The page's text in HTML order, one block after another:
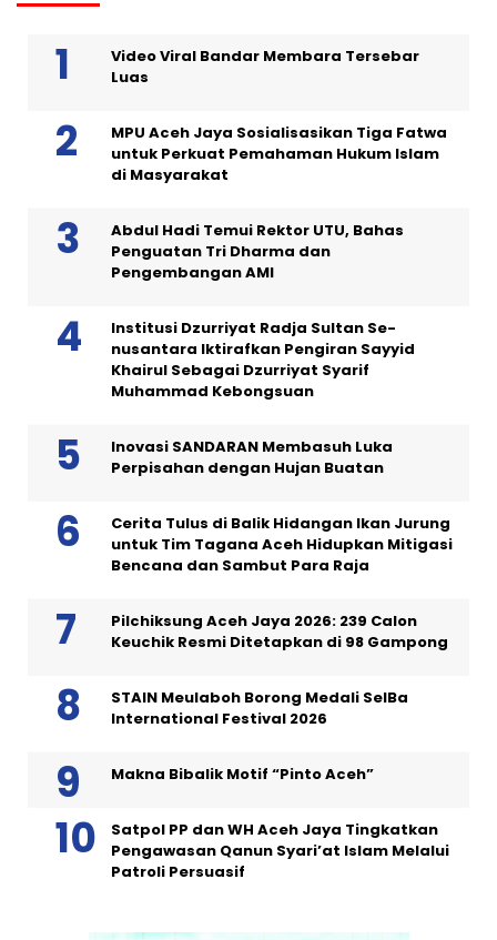
Video Viral Bandar Membara Tersebar
Luas
MPU Aceh Jaya Sosialisasikan Tiga Fatwa
untuk Perkuat Pemahaman Hukum Islam
di Masyarakat
Abdul Hadi Temui Rektor UTU, Bahas
Penguatan Tri Dharma dan
Pengembangan AMI
Institusi Dzurriyat Radja Sultan Se-
nusantara Iktirafkan Pengiran Sayyid
Khairul Sebagai Dzurriyat Syarif
Muhammad Kebongsuan
Inovasi SANDARAN Membasuh Luka
Perpisahan dengan Hujan Buatan
Cerita Tulus di Balik Hidangan Ikan Jurung
untuk Tim Tagana Aceh Hidupkan Mitigasi
Bencana dan Sambut Para Raja
Pilchiksung Aceh Jaya 2026: 239 Calon
Keuchik Resmi Ditetapkan di 98 Gampong
STAIN Meulaboh Borong Medali SeIBa
International Festival 2026
Makna Bibalik Motif “Pinto Aceh”
Satpol PP dan WH Aceh Jaya Tingkatkan
Pengawasan Qanun Syari’at Islam Melalui
Patroli Persuasif